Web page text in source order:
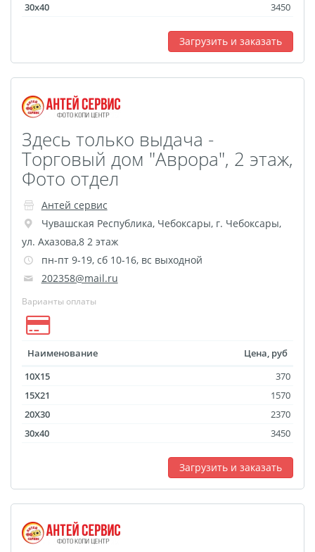
Фоторамки
свидетельства
Фототетради и
блокноты
Портфолио
Замки с фотографией
Украшение подвеска
Латексная печать
Листовки и флаеры
Буклеты
Брошюры и каталоги
Меню для баров и
ресторанов
Плакаты и постеры
Печать на баннере,
сетке
Печать на пленке,
наклейки
Оформление картин
Папки
Печать подарочных
30x40
3450
Загрузить и заказать
Здесь только выдача -
Торговый дом "Аврора", 2 этаж,
Фото отдел
Антей сервис
Чувашская Республика, Чебоксары, г. Чебоксары,
ул. Ахазова,8 2 этаж
пн-пт 9-19, сб 10-16, вс выходной
202358@mail.ru
Варианты оплаты
Наименование
Цена, руб
10X15
370
15X21
1570
20X30
2370
30x40
3450
Загрузить и заказать